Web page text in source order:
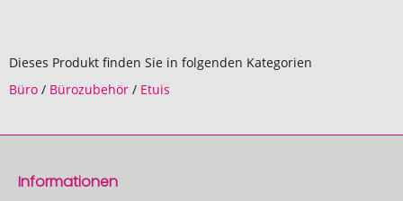
Dieses Produkt finden Sie in folgenden Kategorien
Büro / Bürozubehör / Etuis
Informationen